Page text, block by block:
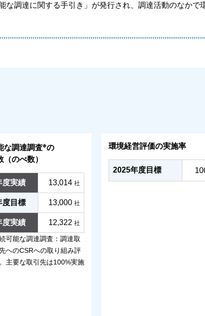
な調達に関する手引き」が発行され、調達活動のなかで
な調達調査※の
（のべ数）
度実績 13,014 社
度目標 13,000 社
度実績 12,322 社
可能な調達調査：調達取
へのCSRへの取り組み評
主要な取引先は100%実施
環境経営評価の実施率
2025年度目標